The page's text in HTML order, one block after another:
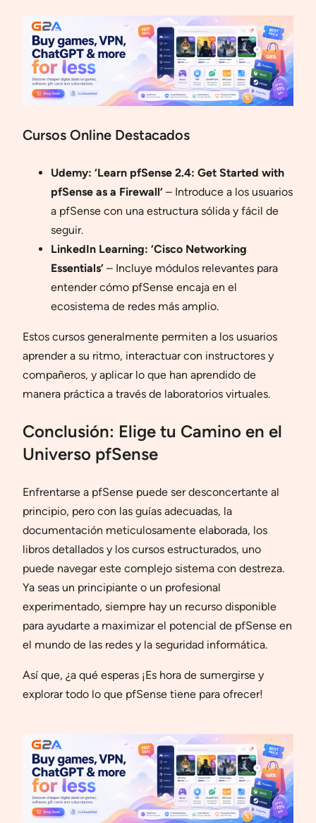
Cursos Online Destacados
Udemy: ‘Learn pfSense 2.4: Get Started with
pfSense as a Firewall’ – Introduce a los usuarios
a pfSense con una estructura sólida y fácil de
seguir.
LinkedIn Learning: ‘Cisco Networking
Essentials’ – Incluye módulos relevantes para
entender cómo pfSense encaja en el
ecosistema de redes más amplio.
Estos cursos generalmente permiten a los usuarios
aprender a su ritmo, interactuar con instructores y
compañeros, y aplicar lo que han aprendido de
manera práctica a través de laboratorios virtuales.
Conclusión: Elige tu Camino en el
Universo pfSense
Enfrentarse a pfSense puede ser desconcertante al
principio, pero con las guías adecuadas, la
documentación meticulosamente elaborada, los
libros detallados y los cursos estructurados, uno
puede navegar este complejo sistema con destreza.
Ya seas un principiante o un profesional
experimentado, siempre hay un recurso disponible
para ayudarte a maximizar el potencial de pfSense en
el mundo de las redes y la seguridad informática.
Así que, ¿a qué esperas ¡Es hora de sumergirse y
explorar todo lo que pfSense tiene para ofrecer!